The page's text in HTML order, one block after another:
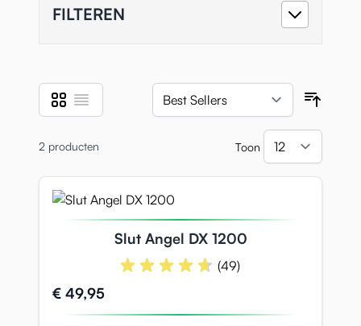
FILTEREN
Tonen als
Foto-tabel
Lijst
2 producten Toon
Slut Angel DX 1200
(49)
€ 49,95